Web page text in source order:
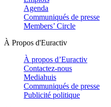
Agenda
Communiqués de presse
Members’ Circle
À Propos d'Euractiv
À propos d’Euractiv
Contactez-nous
Mediahuis
Communiqués de presse
Publicité politique